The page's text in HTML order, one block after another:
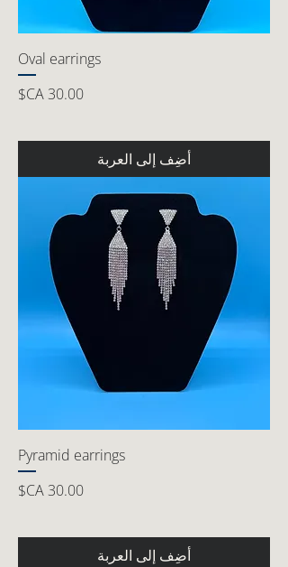
Oval earrings
السعر
أضِف إلى العربة
Pyramid earrings
السعر
أضِف إلى العربة